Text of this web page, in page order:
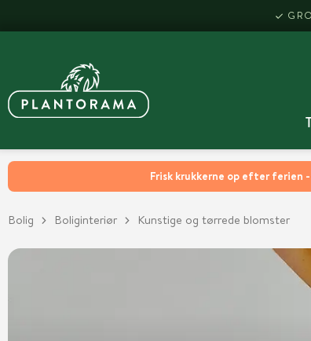
Frisk krukkerne op efter ferien
Bolig Boliginteriør Kunstige og tørrede blomster